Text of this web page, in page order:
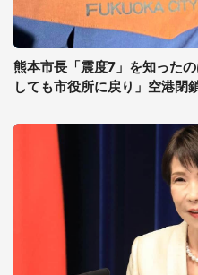
熊本市長「震度7」を知った
しても市役所に戻り」空港閉